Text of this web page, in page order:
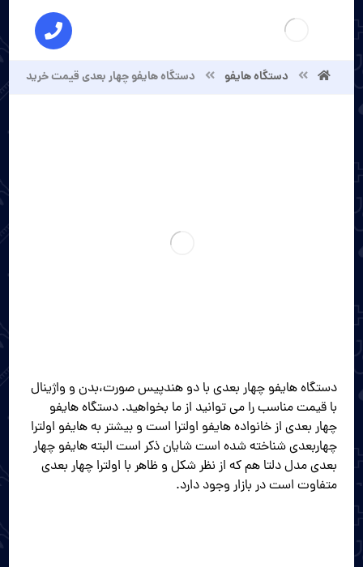
دستگاه هایفو دستگاه هایفو چهار بعدی قیمت خرید
دستگاه هایفو چهار بعدی با دو هندپیس صورت،بدن و واژینال
با قیمت مناسب را می توانید از ما بخواهید. دستگاه هایفو
چهار بعدی از خانواده هایفو اولترا است و بیشتر به هایفو اولترا
چهاربعدی شناخته شده است شایان ذکر است البته هایفو چهار
بعدی مدل دلتا هم که از نظر شکل و ظاهر با اولترا چهار بعدی
متفاوت است در بازار وجود دارد.